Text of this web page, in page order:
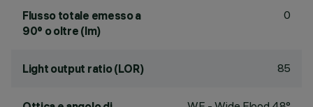
Flusso totale emesso a
90° o oltre (lm)
0
Light output ratio (LOR) 85